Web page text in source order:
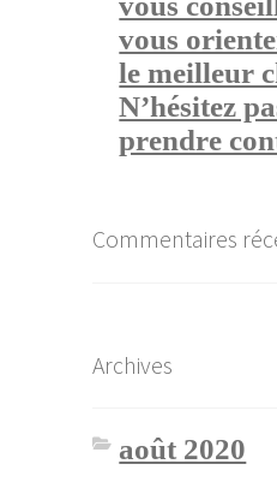
vous
le meilleur
N’hésitez
prendre
Commentaires
Archives
août 2020